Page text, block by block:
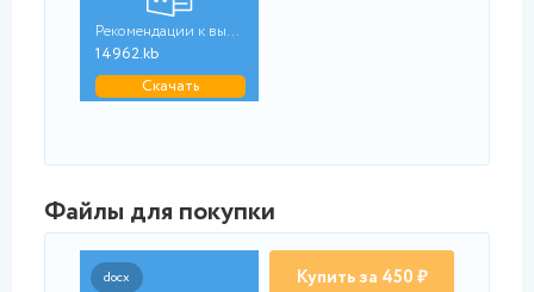
Рекомендации к выпол...
14962.kb
Скачать
Файлы для покупки
docx Купить за 450 ₽